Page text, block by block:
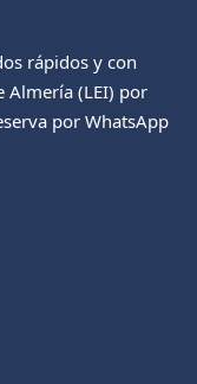
rápidos y con
Almería (LEI) por
por WhatsApp